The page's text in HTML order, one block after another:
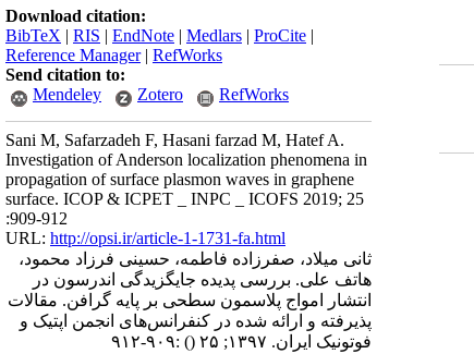
Download citation:
BibTeX | RIS | EndNote | Medlars | ProCite |
Reference Manager| RefWorks
Send citation to:
Mendeley
Zotero RefWorks
Sani M, Safarzadeh F, Hasani farzad M, Hatef A.
Investigation of Anderson localization phenomena in
propagation of surface plasmon waves in graphene
surface. ICOP & ICPET _ INPC _ ICOFS 2019; 25
:909-912
URL: http://opsi.ir/article-1-1731-fa.html
ثانی میلاد، صفرزاده فاطمه، حسینی فرزاد محمود،
هاتف علی. بررسی پدیده جایگزیدگی اندرسون در
انتشار امواج پلاسمون سطحی بر پایه گرافن. مقالات
پذیرفته و ارائه شده در کنفرانس‌های انجمن اپتیک و
فوتونیک ایران. ۱۳۹۷; ۲۵
() :۹۰۹-۹۱۲